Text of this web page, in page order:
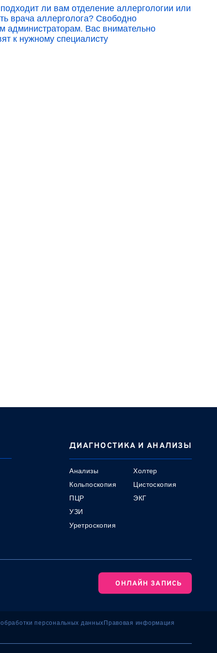
ли вам отделение аллергологии или
врача аллерголога? Свободно
администраторам. Вас внимательно
к нужному специалисту
ДИАГНОСТИКА И АНАЛИЗЫ
Анализы
Кольпоскопия
ПЦР
УЗИ
Уретроскопия
Холтер
Цистоскопия
ЭКГ
ОНЛАЙН ЗАПИСЬ
персональных данных Правовая информация